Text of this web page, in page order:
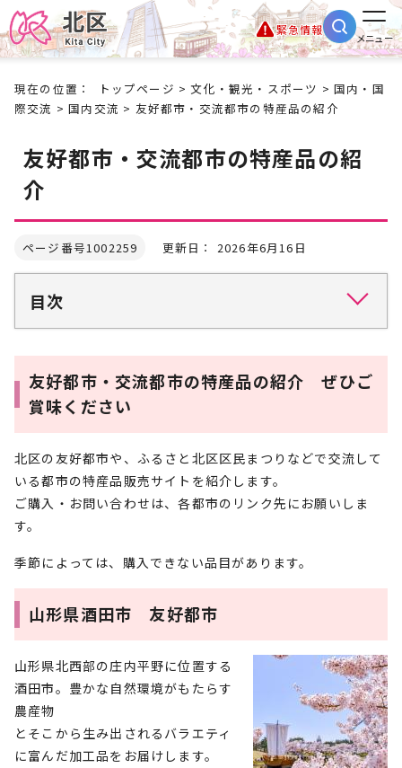
緊急情報
メニュー
現在の位置： トップページ >文化・観光・スポーツ >国内・国
際交流 >国内交流 > 友好都市・交流都市の特産品の紹介
友好都市・交流都市の特産品の紹
介
ページ番号1002259 更新日： 2026年6月16日
目次
友好都市・交流都市の特産品の紹介 ぜひご
賞味ください
北区の友好都市や、ふるさと北区区民まつりなどで交流して
いる都市の特産品販売サイトを紹介します。
ご購入・お問い合わせは、各都市のリンク先にお願いしま
す。
季節によっては、購入できない品目があります。
山形県酒田市 友好都市
山形県北西部の庄内平野に位置する
酒田市。豊かな自然環境がもたらす
農産物
とそこから生み出されるバラエティ
に富んだ加工品をお届けします。